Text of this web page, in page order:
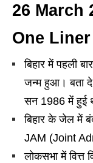
26 March
One Liner
बिहार में पहली
जन्म हुआ। बता दे
सन 1986 में हुई
बिहार के जेल में
JAM (Joint
लोकसभा में वित्त